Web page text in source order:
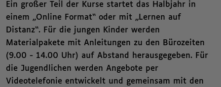
Ein großer Teil der Kurse startet das Halbjahr in
einem „Online Format“ oder mit „Lernen auf
Distanz“. Für die jungen Kinder werden
Materialpakete mit Anleitungen zu den Bürozeiten
(9.00 - 14.00 Uhr) auf Abstand herausgegeben. Für
die Jugendlichen werden Angebote per
Videotelefonie entwickelt und gemeinsam mit den